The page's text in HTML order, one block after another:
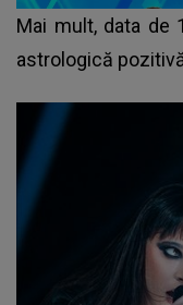
Mai mult, data de
astrologică